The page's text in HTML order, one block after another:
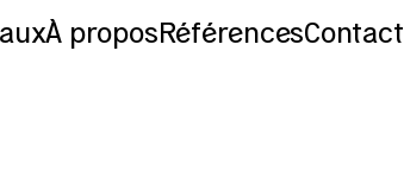
À propos RéférencesContact